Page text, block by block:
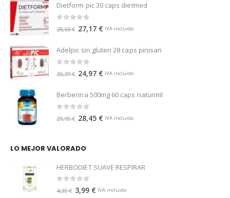
Dietform pic 30 caps dietmed
28,60€ 27,17 € IVA incluido
Adelpic sin gluten 28 caps pinisan
26,29€ 24,97 € IVA incluido
Berberina 500mg 60 caps naturmil
out of 5
29,95€ 28,45 € IVA incluido
LO MEJOR VALORADO
HERBODIET SUAVE RESPIRAR
out of 5
4,35€ 3,99 € IVA incluido